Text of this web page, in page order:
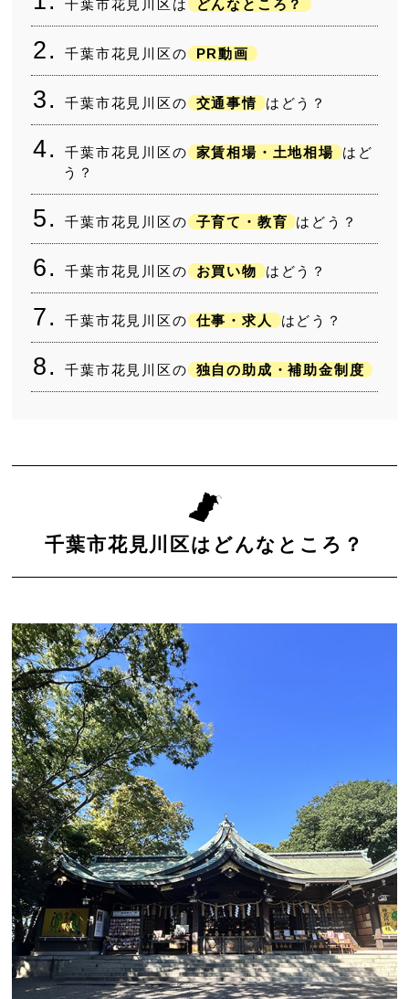
千葉市花見川区は どんなところ？
千葉市花見川区の PR動画
千葉市花見川区の 交通事情 はどう？
千葉市花見川区の 家賃相場・土地相場 はど
う？
千葉市花見川区の 子育て・教育 はどう？
千葉市花見川区の お買い物 はどう？
千葉市花見川区の 仕事・求人 はどう？
千葉市花見川区の 独自の助成・補助金制度
千葉市花見川区はどんなところ？